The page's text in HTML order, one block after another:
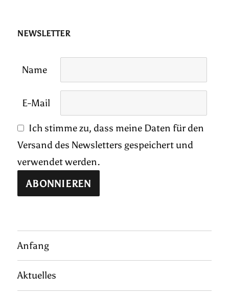
NEWSLETTER
Name
E-Mail
Ich stimme zu, dass meine Daten für den
Versand des Newsletters gespeichert und
verwendet werden.
Anfang
Aktuelles